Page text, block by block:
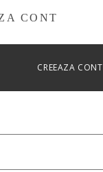
CONT
CREEAZA CONT